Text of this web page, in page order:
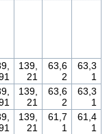
139,
21
63,6
2
63,3
1
139,
21
63,6
2
63,3
1
139,
21
61,7
1
61,4
1